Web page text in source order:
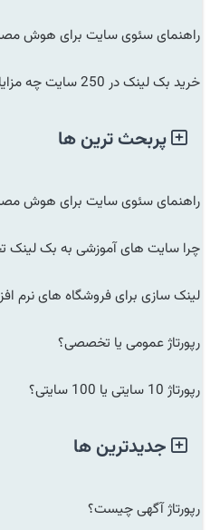
راهنمای سئوی سایت برای هوش
خرید بک لینک در 250 سایت چه مزایایی دارد؟
پربحث ترین ها
راهنمای سئوی سایت برای هوش
چرا سایت های آموزشی به بک لینک
لینک سازی برای فروشگاه های نرم
رپورتاژ عمومی یا تخصصی؟
رپورتاژ 10 سایتی یا 100 سایتی؟
جدیدترین ها
رپورتاژ آگهی چیست؟